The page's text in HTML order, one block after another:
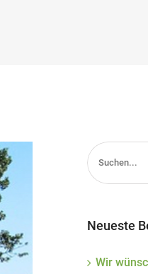
Suche
nach:
Neueste
Wir